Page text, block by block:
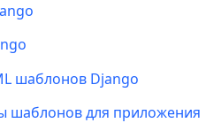
шаблонов Django
шаблонов для приложения